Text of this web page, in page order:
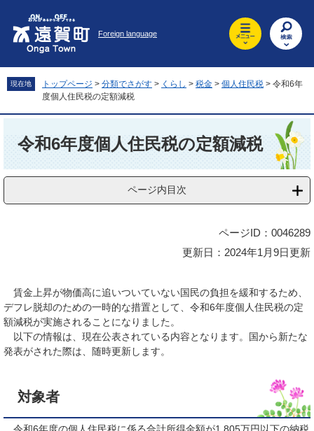
先
頭
を
飛
へ
Foreign language
現在地 トップページ > 分類でさがす > くらし > 税金 > 個人住民税 > 令和6年
度個人住民税の定額減税
令和6年度個人住民税の定額減税
ページ内目次
ページID：0046289
更新日：2024年1月9日更新
賃金上昇が物価高に追いついていない国民の負担を緩和するため、
デフレ脱却のための一時的な措置として、令和6年度個人住民税の定
額減税が実施されることになりました。​
以下の情報は、現在公表されている内容となります。国から新たな
発表がされた際は、随時更新します。
対象者